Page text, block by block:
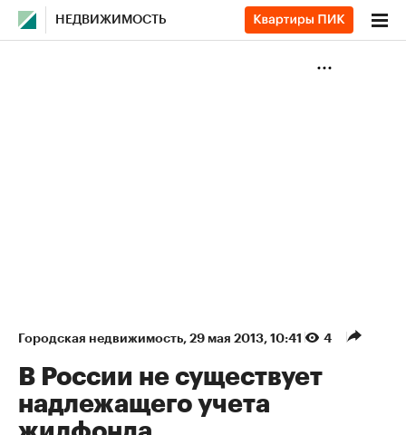
НЕДВИЖИМОСТЬ
Городская недвижимость⁠, 29 мая 2013, 10:41 4
В России не существует
надлежащего учета